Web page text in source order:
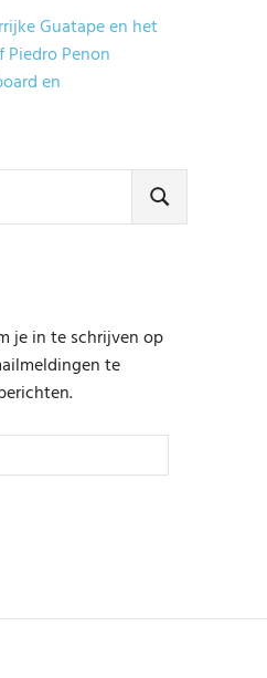
Guatape en het
Penon
en
SEARCH
je in te schrijven op
te